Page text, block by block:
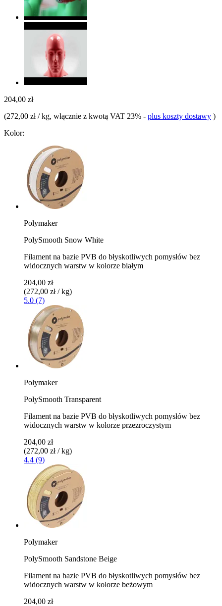
204,00 zł
(272,00 zł / kg, włącznie z kwotą VAT 23% - plus koszty dostawy )
Kolor:
Polymaker
PolySmooth Snow White
Filament na bazie PVB do błyskotliwych pomysłów bez
widocznych warstw w kolorze białym
204,00 zł
(272,00 zł / kg)
5.0 (7)
Polymaker
PolySmooth Transparent
Filament na bazie PVB do błyskotliwych pomysłów bez
widocznych warstw w kolorze przezroczystym
204,00 zł
(272,00 zł / kg)
4.4 (9)
Polymaker
PolySmooth Sandstone Beige
Filament na bazie PVB do błyskotliwych pomysłów bez
widocznych warstw w kolorze beżowym
204,00 zł